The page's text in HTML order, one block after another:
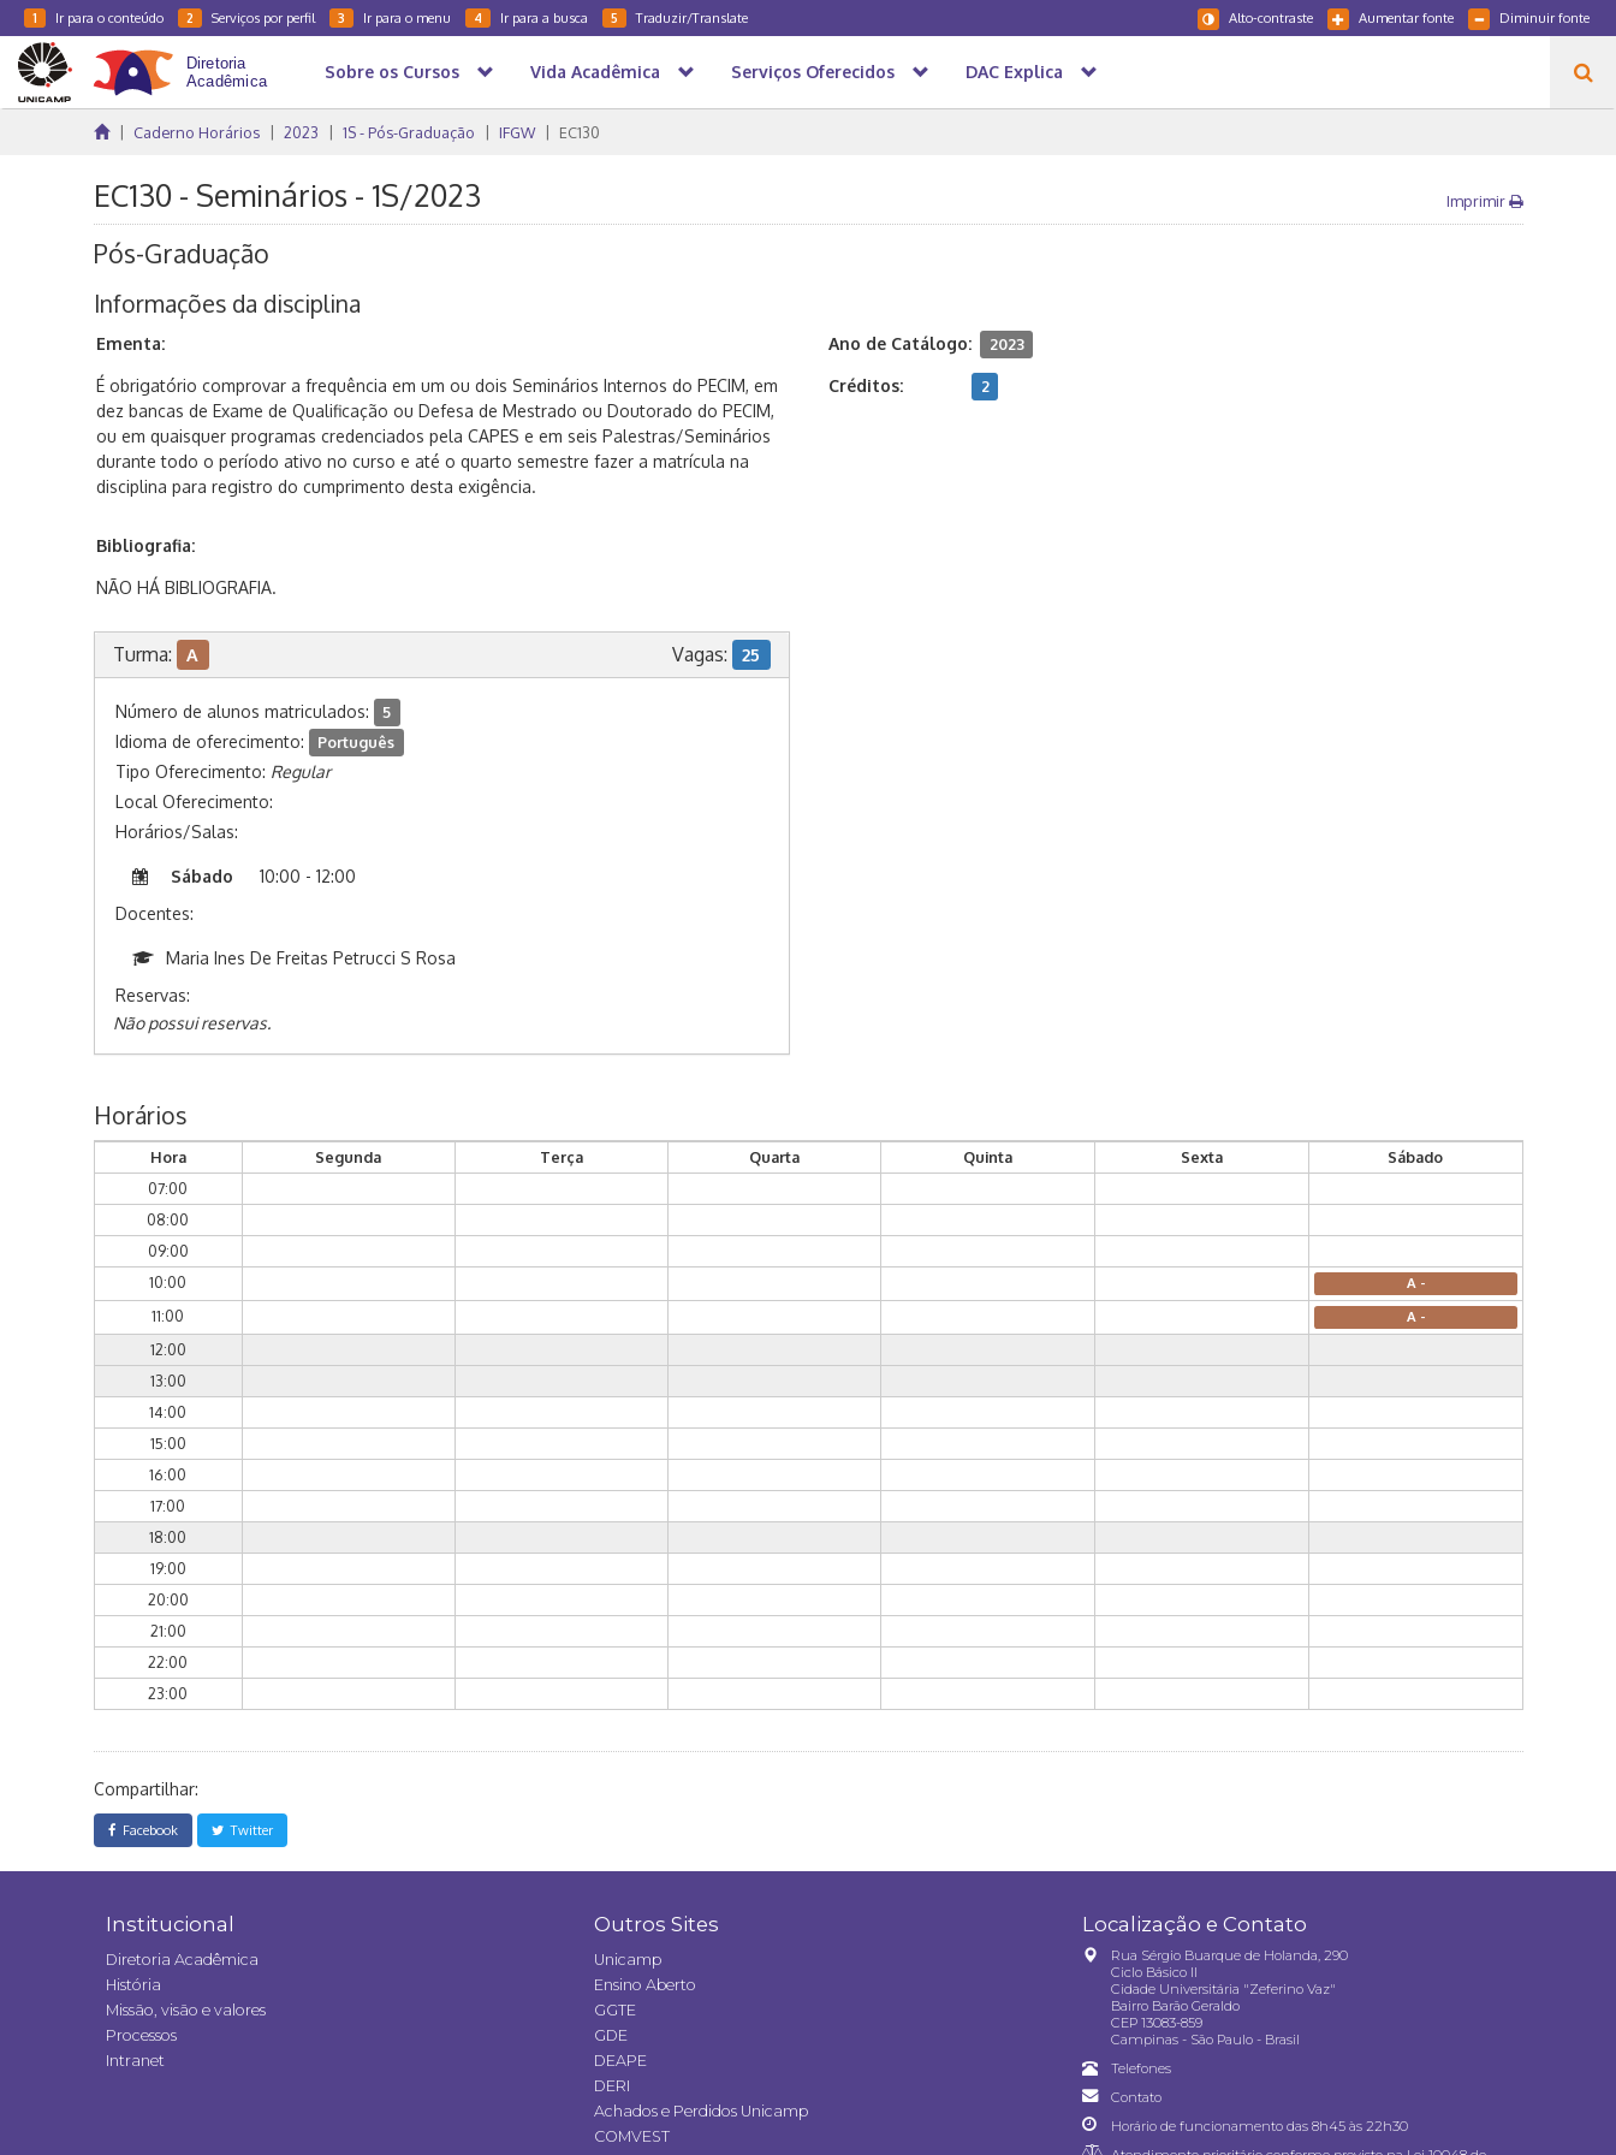
1 Ir para o conteúdo 2 Serviços por perfil 3 Ir para o menu 4 Ir para a busca 5 Traduzir/Translate Diminuir fonte
Aumentar fonte
Alto-contraste
Sobre os Cursos Vida Acadêmica Serviços Oferecidos DAC Explica
Caderno Horários 2023 1S - Pós-Graduação IFGW EC130
EC130 - Seminários - 1S/2023 Imprimir
Pós-Graduação
Informações da disciplina
Ementa:
É obrigatório comprovar a frequência em um ou dois Seminários Internos do PECIM, em
dez bancas de Exame de Qualificação ou Defesa de Mestrado ou Doutorado do PECIM,
ou em quaisquer programas credenciados pela CAPES e em seis Palestras/Seminários
durante todo o período ativo no curso e até o quarto semestre fazer a matrícula na
disciplina para registro do cumprimento desta exigência.
Bibliografia:
NÃO HÁ BIBLIOGRAFIA.
Ano de Catálogo: 2023
Créditos: 2
Turma: A Vagas: 25
Número de alunos matriculados: 5
Idioma de oferecimento: Português
Tipo Oferecimento: Regular
Local Oferecimento:
Horários/Salas:
Sábado
10:00 - 12:00
Docentes:
Maria Ines De Freitas Petrucci S Rosa
Reservas:
Não possui reservas.
Horários
Hora Segunda Terça Quarta Quinta Sexta
Sábado
07:00
08:00
09:00
10:00
A -
11:00 A -
12:00
13:00
14:00
15:00
16:00
17:00
18:00
19:00
20:00
21:00
22:00
23:00
Compartilhar:
Facebook Twitter
Institucional
Diretoria Acadêmica
História
Missão, visão e valores
Processos
Intranet
Outros Sites
Unicamp
Ensino Aberto
GGTE
GDE
DEAPE
DERI
Achados e Perdidos Unicamp
COMVEST
Localização e Contato
Rua Sérgio Buarque de Holanda, 290
Ciclo Básico II
Cidade Universitária "Zeferino Vaz"
Bairro Barão Geraldo
CEP 13083-859
Campinas - São Paulo - Brasil
Telefones
Contato
Horário de funcionamento das 8h45 às 22h30